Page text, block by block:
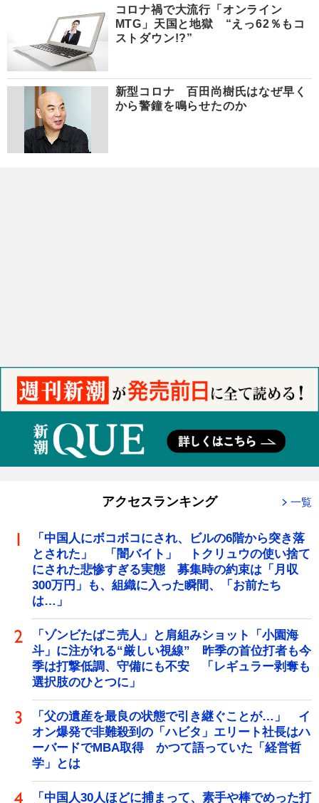
コロナ禍で大流行「オンライン
MTG」天国と地獄 “えっ62％もコ
ストダウン!?”
新型コロナ 百田尚樹氏はなぜ早く
から警鐘を鳴らせたのか
アクセスランキング 一覧
「中国人にボコボコにされ、ビルの6階から突き落
とされた」 「闇バイト」 トクリュウの使い捨て
にされた悲惨すぎる実態 募集時の約束は「月収
300万円」も、組織に入った瞬間、「お前たち
は…」
「ゾンビたばこ売人」と肩組みショット「小園海
斗」に注がれる“厳しい視線” 昨季の首位打者も今
季は打撃低調、守備にも不安 「レギュラー剥奪も
選択肢のひとつに」
「父の遺産を最良の状態で引き継ぐことが…」 イ
オン爆発で非難殺到の「ハビタ」エリート社長はハ
ーバードでMBA取得 かつて語っていた「経営哲
学」とは
「中国人30人ほどに捕まって、素手や棒でめった打